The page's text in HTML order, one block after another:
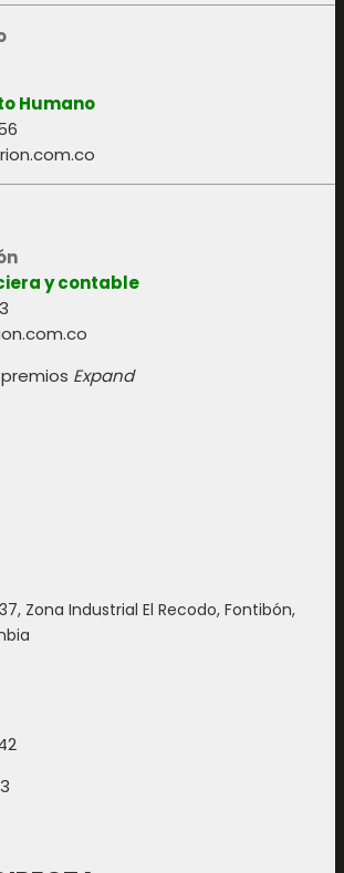
Humano
y contable
Expand
Zona Industrial El Recodo, Fontibón,